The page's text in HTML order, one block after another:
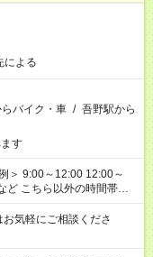
による
バイク・車 / 吾野駅から
す
帯も
気軽にご相談くださ